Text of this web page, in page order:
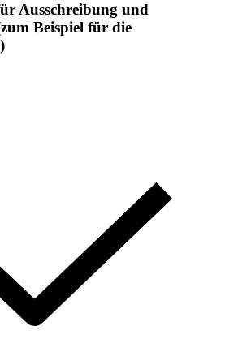
Ausschreibung und
Beispiel für die